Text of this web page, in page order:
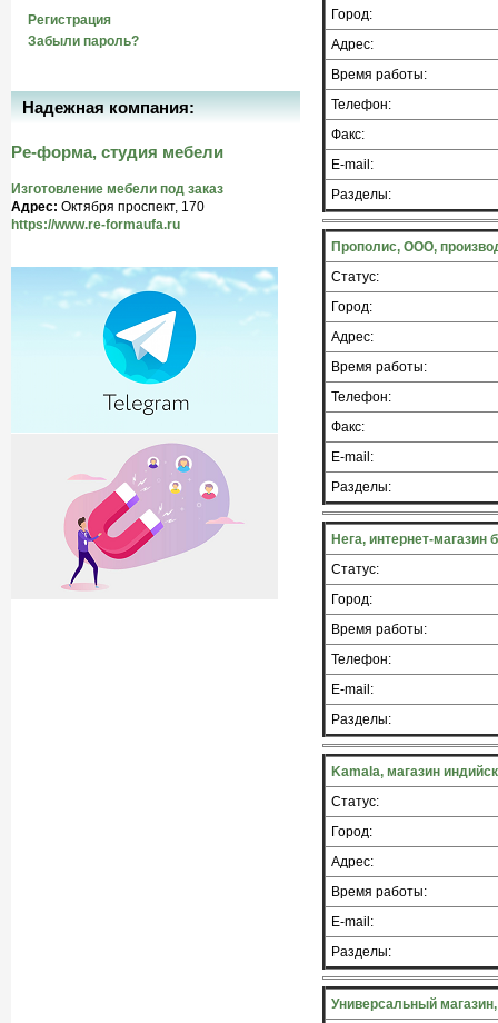
Город:
Адрес:
Время работы:
Телефон:
Факс:
E-mail:
Разделы:
Прополис, ООО,
Статус:
Город:
Адрес:
Время работы:
Телефон:
Факс:
E-mail:
Разделы:
Нега, интернет-
Статус:
Город:
Время работы:
Телефон:
E-mail:
Разделы:
Kamala, магазин
Статус:
Город:
Адрес:
Время работы:
E-mail:
Разделы:
Универсальный
Регистрация
Забыли пароль?
Надежная компания:
Ре-форма, студия мебели
Изготовление мебели под заказ
Адрес: Октября проспект, 170
https://www.re-formaufa.ru